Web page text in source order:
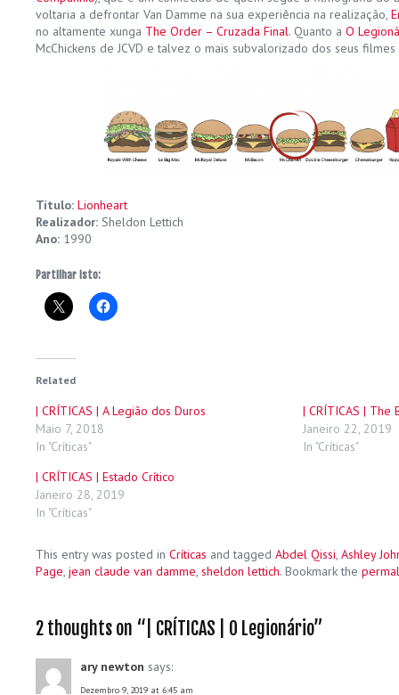
voltaria a defrontar Van Damme na sua experiência na realização,
no altamente xunga The Order – Cruzada Final. Quanto a O
McChickens de JCVD e talvez o mais subvalorizado dos seus
Título: Lionheart
Realizador: Sheldon Lettich
Ano: 1990
Partilhar isto:
Related
| CRÍTICAS | A Legião dos Duros
Maio 7, 2018
In "Críticas"
| CRÍTICAS | The
Janeiro 22, 2019
In "Críticas"
| CRÍTICAS | Estado Crítico
Janeiro 28, 2019
In "Críticas"
This entry was posted in Críticas and tagged Abdel Qissi, Ashley
Page, jean claude van damme, sheldon lettich. Bookmark the
2 thoughts on “ | CRÍTICAS | O Legionário”
ary newton says:
Dezembro 9, 2019 at 6:45 am